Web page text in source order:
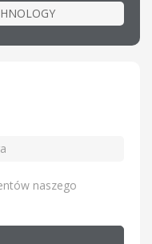
naszego